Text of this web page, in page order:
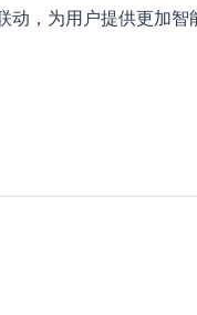
动，为用户提供更加智